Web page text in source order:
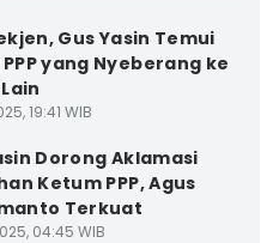
Gus Yasin Temui
yang Nyeberang ke
19:41 WIB
Dorong Aklamasi
Ketum PPP, Agus
Terkuat
04:45 WIB